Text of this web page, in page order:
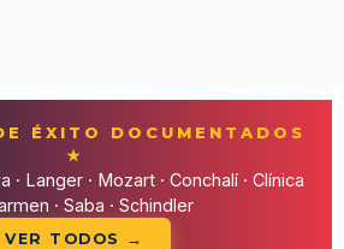
ÉXITO DOCUMENTADOS
★
· Langer · Mozart · Conchalí · Clínica
· Saba · Schindler
VER TODOS →